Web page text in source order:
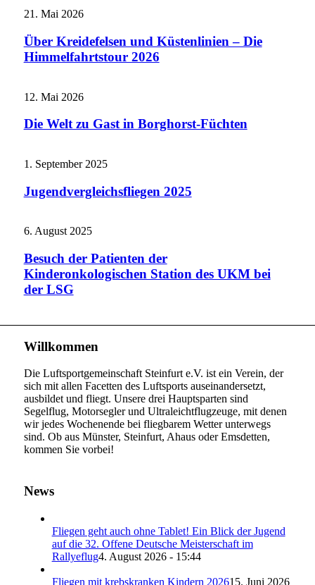
21. Mai 2026
Über Kreidefelsen und Küstenlinien – Die
Himmelfahrtstour 2026
12. Mai 2026
Die Welt zu Gast in Borghorst-Füchten
1. September 2025
Jugendvergleichsfliegen 2025
6. August 2025
Besuch der Patienten der
Kinderonkologischen Station des UKM bei
der LSG
Willkommen
Die Luftsportgemeinschaft Steinfurt e.V. ist ein Verein, der
sich mit allen Facetten des Luftsports auseinandersetzt,
ausbildet und fliegt. Unsere drei Hauptsparten sind
Segelflug, Motorsegler und Ultraleichtflugzeuge, mit denen
wir jedes Wochenende bei fliegbarem Wetter unterwegs
sind. Ob aus Münster, Steinfurt, Ahaus oder Emsdetten,
kommen Sie vorbei!
News
Fliegen geht auch ohne Tablet! Ein Blick der Jugend
auf die 32. Offene Deutsche Meisterschaft im
Rallyeflug4. August 2026 - 15:44
Fliegen mit krebskranken Kindern 202615. Juni 2026